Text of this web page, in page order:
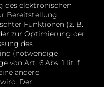
des elektronischen
Bereitstellung
Funktionen (z. B.
zur Optimierung der
des
(notwendige
von Art. 6 Abs. 1 lit. f
andere
Der